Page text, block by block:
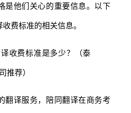
是他们关心的重要信息。以下
费标准的相关信息。
译服务，陪同翻译在商务考